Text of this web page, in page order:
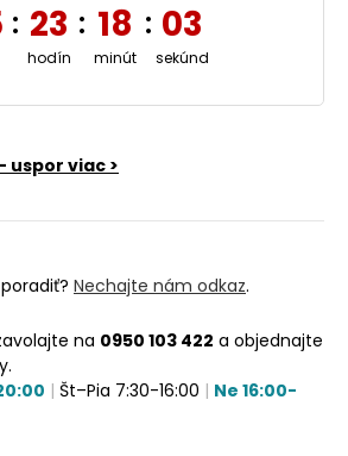
: 23
hodín
: 18
minút
: 02
sekúnd
uspor viac >
Nechajte nám odkaz.
na 0950 103 422 a objednajte
| Št–Pia 7:30-16:00 | Ne 16:00-